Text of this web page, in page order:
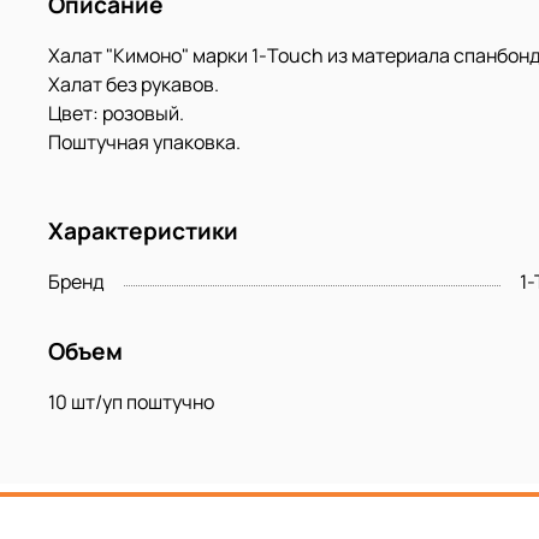
Халат "Кимоно" марки 1-Touch из материала
Халат без рукавов.
Цвет: розовый.
Поштучная упаковка.
Характеристики
Бренд
Объем
10 шт/уп поштучно